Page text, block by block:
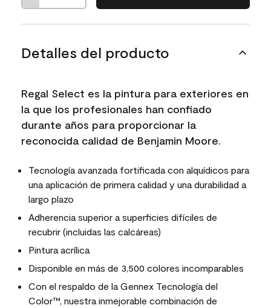
Detalles del producto
Regal Select es la pintura para exteriores en
la que los profesionales han confiado
durante años para proporcionar la
reconocida calidad de Benjamin Moore.
Tecnología avanzada fortificada con alquídicos para
una aplicación de primera calidad y una durabilidad a
largo plazo
Adherencia superior a superficies difíciles de
recubrir (incluidas las calcáreas)
Pintura acrílica
Disponible en más de 3,500 colores incomparables
Con el respaldo de la Gennex Tecnología del
Color™, nuestra inmejorable combinación de